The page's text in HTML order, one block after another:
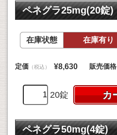
ペネグラ25mg(20錠)
在庫状態 在庫有り
定価 （税込） ¥8,630 販売価格
20錠
ペネグラ50mg(4錠)